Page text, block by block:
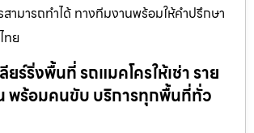
ามารถทำได้ ทางทีมงานพร้อมให้คำปรึกษา
ทย
ร์ริ่งพื้นที่ รถแมคโครให้เช่า ราย
พร้อมคนขับ บริการทุกพื้นที่ทั่ว